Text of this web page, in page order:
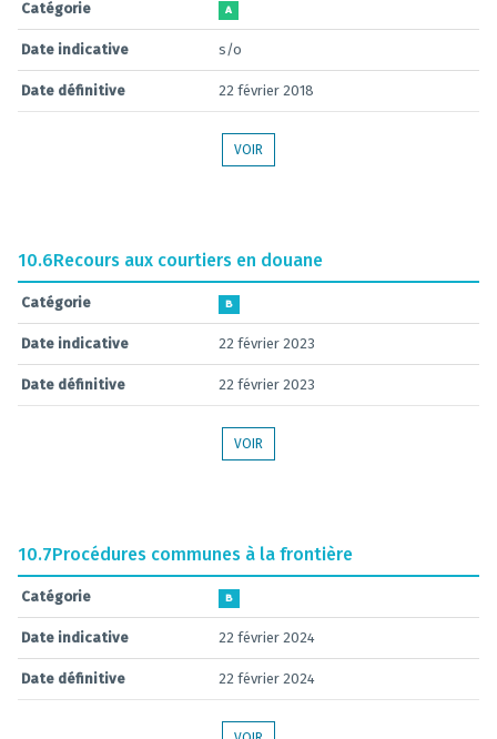
Catégorie A
Date indicative s/o
Date définitive 22 février 2018
VOIR
10.6Recours aux courtiers en douane
Catégorie B
Date indicative 22 février 2023
Date définitive 22 février 2023
VOIR
10.7Procédures communes à la frontière
Catégorie B
Date indicative 22 février 2024
Date définitive 22 février 2024